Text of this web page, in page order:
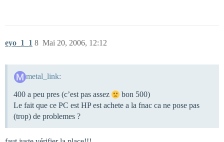
eyo_1_1 Mai 20, 2006, 12:12
8
metal_link:
400 a peu pres (c’est pas assez
bon 500)
Le fait que ce PC est HP est achete a la fnac ca ne pose pas
(trop) de problemes ?